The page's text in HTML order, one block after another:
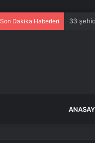
Son Dakika Haberleri 33